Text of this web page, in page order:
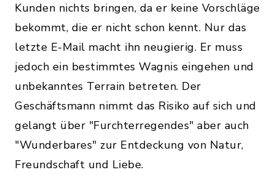
Kunden nichts bringen, da er keine Vorschläge
bekommt, die er nicht schon kennt. Nur das
letzte E-Mail macht ihn neugierig. Er muss
jedoch ein bestimmtes Wagnis eingehen und
unbekanntes Terrain betreten. Der
Geschäftsmann nimmt das Risiko auf sich und
gelangt über "Furchterregendes" aber auch
"Wunderbares" zur Entdeckung von Natur,
Freundschaft und Liebe.